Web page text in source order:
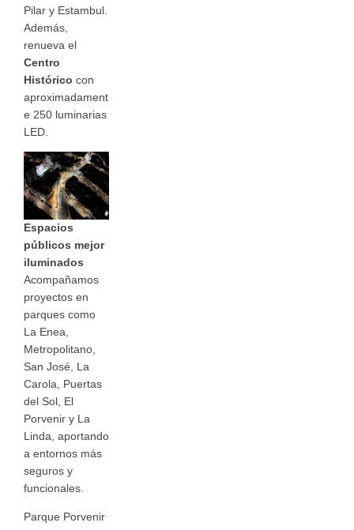
Pilar y Estambul.
Además,
renueva el
Centro
Histórico con
aproximadament
e 250 luminarias
LED.
Espacios
públicos mejor
iluminados
Acompañamos
proyectos en
parques como
La Enea,
Metropolitano,
San José, La
Carola, Puertas
del Sol, El
Porvenir y La
Linda, aportando
a entornos más
seguros y
funcionales.
Parque Porvenir